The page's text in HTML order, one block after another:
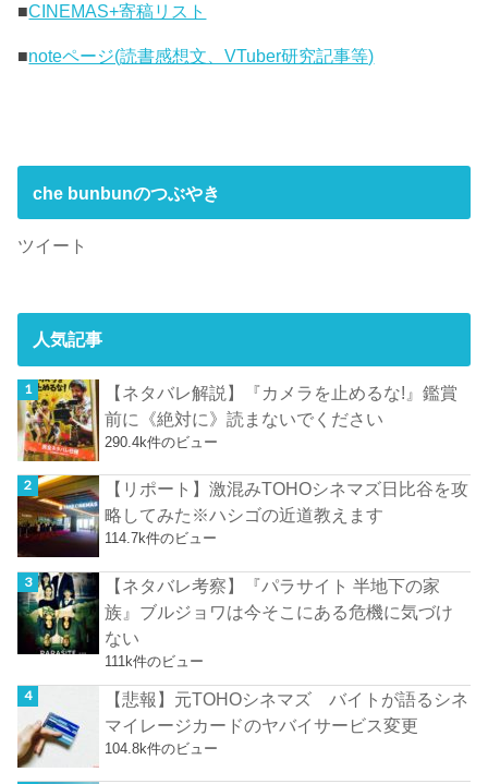
■CINEMAS+寄稿リスト
■noteページ(読書感想文、VTuber研究記事等)
che bunbunのつぶやき
ツイート
人気記事
【ネタバレ解説】『カメラを止めるな!』鑑賞
前に《絶対に》読まないでください
290.4k件のビュー
【リポート】激混みTOHOシネマズ日比谷を攻
略してみた※ハシゴの近道教えます
114.7k件のビュー
【ネタバレ考察】『パラサイト 半地下の家
族』ブルジョワは今そこにある危機に気づけ
ない
111k件のビュー
【悲報】元TOHOシネマズ バイトが語るシネ
マイレージカードのヤバイサービス変更
104.8k件のビュー